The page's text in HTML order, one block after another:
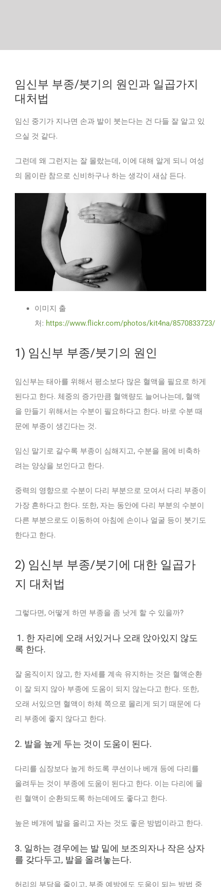
임신부 부종/붓기의 원인과 일곱가지
대처법
임신 중기가 지나면 손과 발이 붓는다는 건 다들 잘 알고 있
으실 것 같다.
그런데 왜 그런지는 잘 몰랐는데, 이에 대해 알게 되니 여성
의 몸이란 참으로 신비하구나 하는 생각이 새삼 든다.
이미지 출
처: https://www.flickr.com/photos/kit4na/8570833723/
1) 임신부 부종/붓기의 원인
임신부는 태아를 위해서 평소보다 많은 혈액을 필요로 하게
된다고 한다. 체중의 증가만큼 혈액량도 늘어나는데, 혈액
을 만들기 위해서는 수분이 필요하다고 한다. 바로 수분 때
문에 부종이 생긴다는 것.
임신 말기로 갈수록 부종이 심해지고, 수분을 몸에 비축하
려는 양상을 보인다고 한다.
중력의 영향으로 수분이 다리 부분으로 모여서 다리 부종이
가장 흔하다고 한다. 또한, 자는 동안에 다리 부분의 수분이
다른 부분으로도 이동하여 아침에 손이나 얼굴 등이 붓기도
한다고 한다.
2) 임신부 부종/붓기에 대한 일곱가
지 대처법
그렇다면, 어떻게 하면 부종을 좀 낫게 할 수 있을까?
1. 한 자리에 오래 서있거나 오래 앉아있지 않도
록 한다.
잘 움직이지 않고, 한 자세를 계속 유지하는 것은 혈액순환
이 잘 되지 않아 부종에 도움이 되지 않는다고 한다. 또한,
오래 서있으면 혈액이 하체 쪽으로 몰리게 되기 때문에 다
리 부종에 좋지 않다고 한다.
2. 발을 높게 두는 것이 도움이 된다.
다리를 심장보다 높게 하도록 쿠션이나 베개 등에 다리를
올려두는 것이 부종에 도움이 된다고 한다. 이는 다리에 몰
린 혈액이 순환되도록 하는데에도 좋다고 한다.
높은 베개에 발을 올리고 자는 것도 좋은 방법이라고 한다.
3. 일하는 경우에는 발 밑에 보조의자나 작은 상자
를 갖다두고, 발을 올려놓는다.
허리의 부담을 줄이고, 부종 예방에도 도움이 되는 방법 중